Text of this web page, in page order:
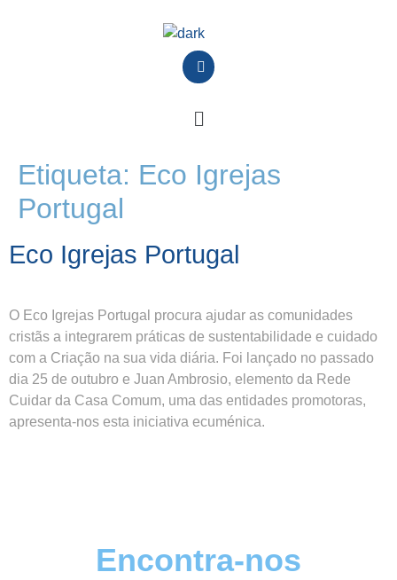
Etiqueta: Eco Igrejas
Portugal
Eco Igrejas Portugal
O Eco Igrejas Portugal procura ajudar as comunidades
cristãs a integrarem práticas de sustentabilidade e cuidado
com a Criação na sua vida diária. Foi lançado no passado
dia 25 de outubro e Juan Ambrosio, elemento da Rede
Cuidar da Casa Comum, uma das entidades promotoras,
apresenta-nos esta iniciativa ecuménica.
Encontra-nos